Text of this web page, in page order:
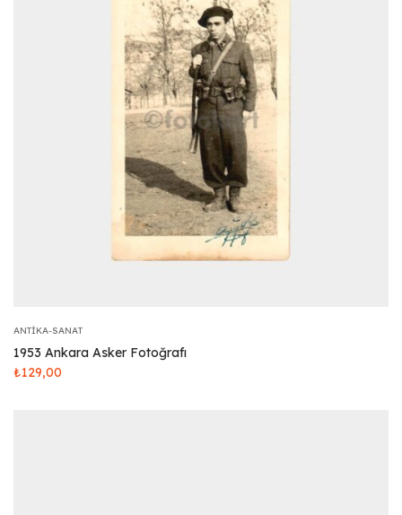
ANTIKA-SANAT
1953 Ankara Asker Fotoğrafı
₺129,00